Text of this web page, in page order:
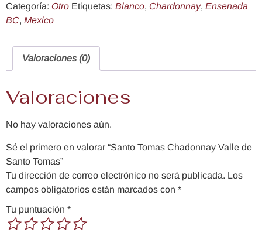
Categoría: Otro Etiquetas: Blanco, Chardonnay, Ensenada
BC, Mexico
Valoraciones (0)
Valoraciones
No hay valoraciones aún.
Sé el primero en valorar “Santo Tomas Chadonnay Valle de
Santo Tomas”
Tu dirección de correo electrónico no será publicada. Los
campos obligatorios están marcados con *
Tu puntuación *